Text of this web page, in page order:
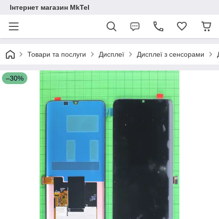
Інтернет магазин MkTel
Товари та послуги Дисплеї Дисплеї з сенсорами
–30%